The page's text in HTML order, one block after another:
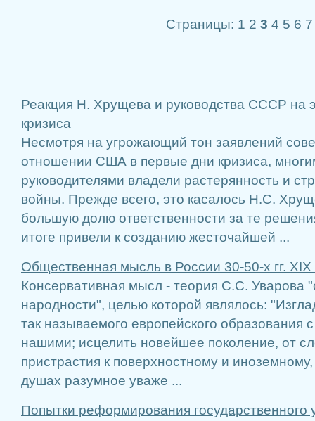
Страницы: 1 2 3 4 5 6 7
Реакция Н. Хрущева и руководства СССР на
кризиса
Несмотря на угрожающий тон заявлений
отношении США в первые дни кризиса,
руководителями владели растерянность и
войны. Прежде всего, это касалось Н.С.
большую долю ответственности за те
итоге привели к созданию жесточайшей ...
Общественная мысль в России 30-50-х гг. XIX
Консервативная мысл - теория С.С. Уварова
народности", целью которой являлось:
так называемого европейского образования
нашими; исцелить новейшее поколение, от
пристрастия к поверхностному и
душах разумное уваже ...
Попытки реформирования государственного